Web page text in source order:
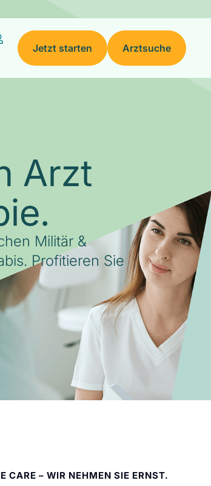
Jetzt starten Arztsuche
Arzt
Militär &
Profitieren Sie
CARE – WIR NEHMEN SIE ERNST.